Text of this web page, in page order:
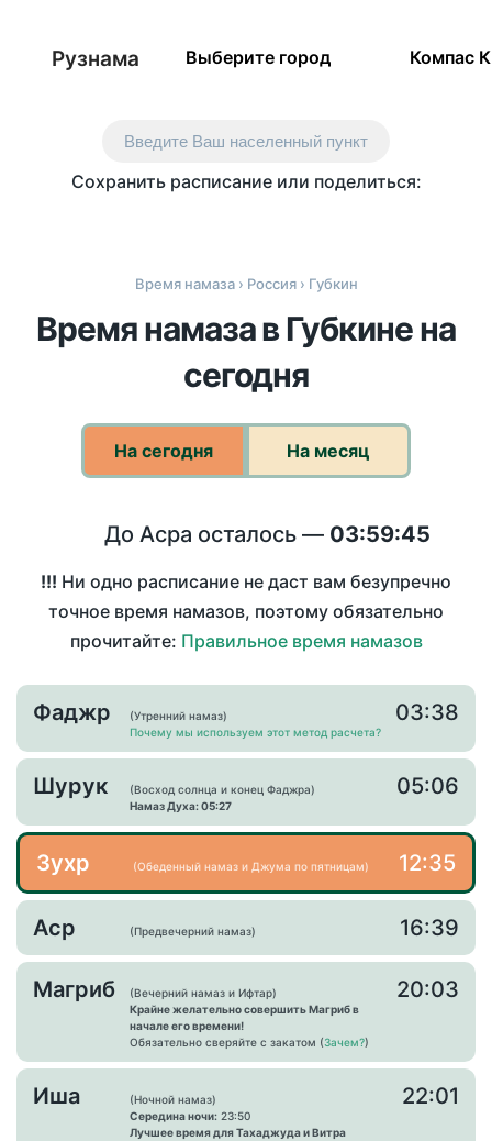
Рузнама Выберите город Компас
Введите Ваш населенный пункт
Сохранить расписание или поделиться:
Время намаза› Россия› Губкин
Время намаза в Губкине на
сегодня
На сегодня На месяц
До Асра осталось — 03:59:45
!!! Ни одно расписание не даст вам безупречно
точное время намазов, поэтому обязательно
прочитайте: Правильное время намазов
Фаджр
(Утренний намаз)
Почему мы используем этот метод расчета?
03:38
Шурук
(Восход солнца и конец Фаджра)
Намаз Духа: 05:27
05:06
Зухр (Обеденный намаз и Джума по пятницам) 12:35
Аср (Предвечерний намаз) 16:39
Магриб
(Вечерний намаз и Ифтар)
Крайне желательно совершить Магриб в
начале его времени!
Обязательно сверяйте с закатом (Зачем?)
20:03
Иша
(Ночной намаз)
Середина ночи: 23:50
Лучшее время для Тахаджуда и Витра
22:01